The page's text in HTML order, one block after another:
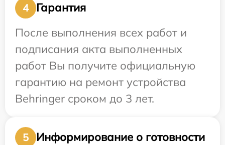
4
Гарантия
После выполнения всех работ и
подписания акта выполненных
работ Вы получите официальную
гарантию на ремонт устройства
Behringer сроком до 3 лет.
5
Информирование о готовности